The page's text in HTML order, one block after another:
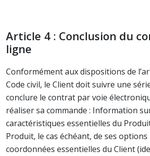
Article 4 : Conclusion du
ligne
Conformément aux dispositions de
Code civil, le Client doit suivre une
conclure le contrat par voie
réaliser sa commande : Information
caractéristiques essentielles du
Produit, le cas échéant, de ses
coordonnées essentielles du Client